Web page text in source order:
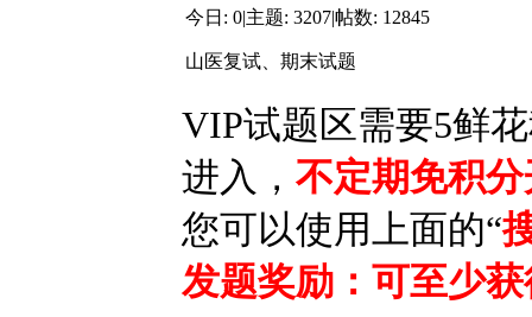
今日: 0|主题: 3207|帖数: 12845
山医复试、期末试题
VIP试题区需要5鲜花
进入， 不定期免积
您可以使用上面的“
发题奖励：可至少